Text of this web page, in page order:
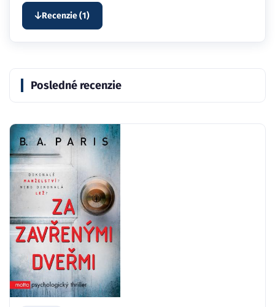
Recenzie (1)
Posledné recenzie